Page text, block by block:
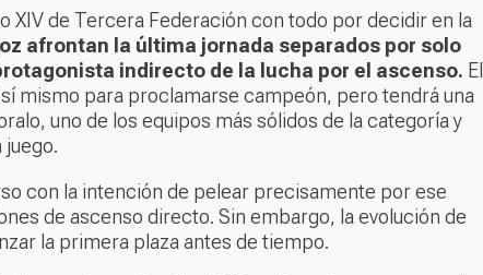
XIV de Tercera Federación con todo por decidir en la
afrontan la última jornada separados por solo
indirecto de la lucha por el ascenso. El
mismo para proclamarse campeón, pero tendrá una
uno de los equipos más sólidos de la categoría y
con la intención de pelear precisamente por ese
de ascenso directo. Sin embargo, la evolución de
la primera plaza antes de tiempo.